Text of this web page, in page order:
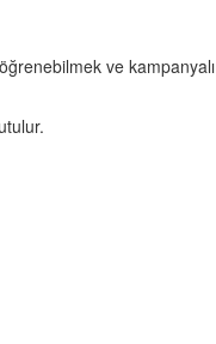
ve kampanyalı